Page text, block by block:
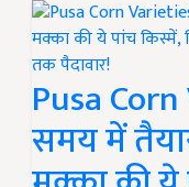
Pusa
समय में